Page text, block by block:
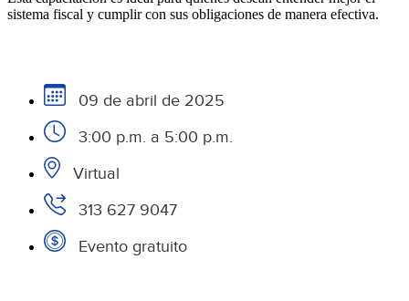
sistema fiscal y cumplir con sus obligaciones de manera efectiva.
09 de abril de 2025
3:00 p.m. a 5:00 p.m.
Virtual
313 627 9047
Evento gratuito